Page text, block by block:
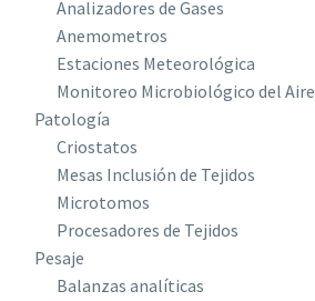
Analizadores de Gases
Anemometros
Estaciones Meteorológica
Monitoreo Microbiológico del Aire
Patología
Criostatos
Mesas Inclusión de Tejidos
Microtomos
Procesadores de Tejidos
Pesaje
Balanzas analíticas